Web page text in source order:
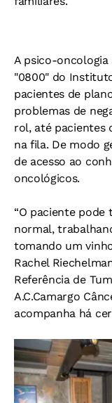
A psico-
"0800" do
pacientes de
problemas de
rol, até pacientes
na fila. De modo
de acesso ao
oncológicos.
“O paciente
normal,
tomando um
Rachel
Referência de
A.C.Camargo
acompanha há